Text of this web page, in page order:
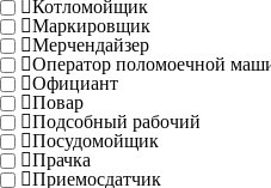
Котломойщик
Маркировщик
Мерчендайзер
Оператор поломоечной
Официант
Повар
Подсобный рабочий
Посудомойщик
Прачка
Приемосдатчик